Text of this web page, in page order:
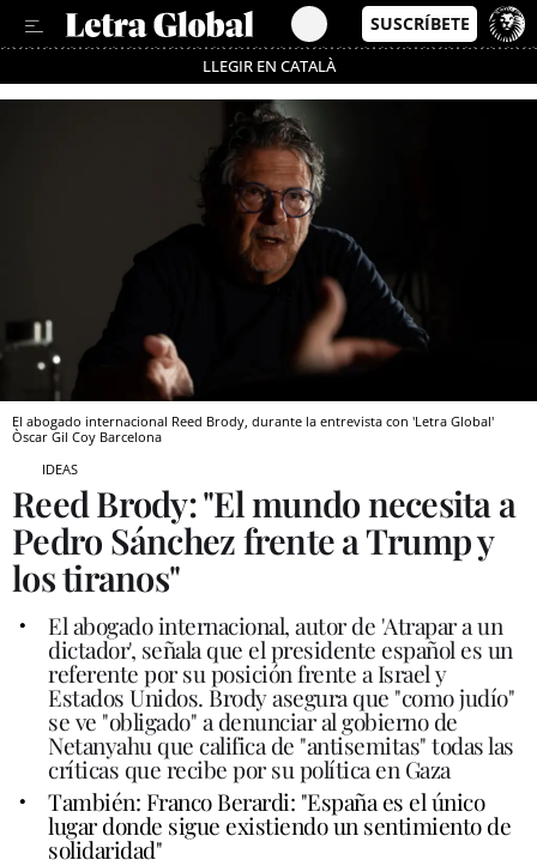
LLEGIR EN CATALÀ
Pásate al MODO AHORRO
El abogado internacional Reed Brody, durante la entrevista con 'Letra Global'
Òscar Gil Coy Barcelona
IDEAS
Reed Brody: "El mundo necesita a
Pedro Sánchez frente a Trump y
los tiranos"
El abogado internacional, autor de 'Atrapar a un
dictador', señala que el presidente español es un
referente por su posición frente a Israel y
Estados Unidos. Brody asegura que "como judío"
se ve "obligado" a denunciar al gobierno de
Netanyahu que califica de "antisemitas" todas las
críticas que recibe por su política en Gaza
También: Franco Berardi: "España es el único
lugar donde sigue existiendo un sentimiento de
solidaridad"